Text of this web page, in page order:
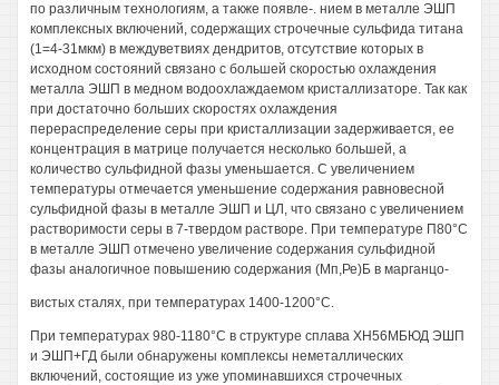
по различным технологиям, а также появле-. нием в металле ЭШП
комплексных включений, содержащих строчечные сульфида титана
(1=4-31мкм) в междуветвиях дендритов, отсутствие которых в
исходном состояний связано с большей скоростью охлаждения
металла ЭШП в медном водоохлаждаемом кристаллизаторе. Так как
при достаточно больших скоростях охлаждения
перераспределение серы при кристаллизации задерживается, ее
концентрация в матрице получается несколько большей, а
количество сульфидной фазы уменьшается. С увеличением
температуры отмечается уменьшение содержания равновесной
сульфидной фазы в металле ЭШП и ЦЛ, что связано с увеличением
растворимости серы в 7-твердом растворе. При температуре П80°С
в металле ЭШП отмечено увеличение содержания сульфидной
фазы аналогичное повышению содержания (Мп,Ре)Б в марганцо-
вистых сталях, при температурах 1400-1200°С.
При температурах 980-1180°С в структуре сплава ХН56МБЮД ЭШП
и ЭШП+ГД были обнаружены комплексы неметаллических
включений, состоящие из уже упоминавшихся строчечных